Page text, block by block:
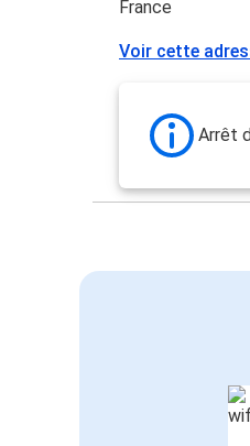
France
Voir cette
Arrêt